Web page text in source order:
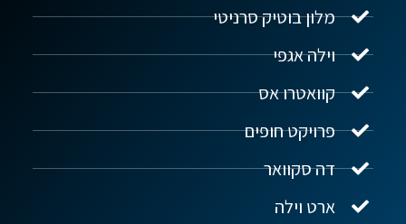
מלון בוטיק סרניטי
וילה אגפי
קוואטרו אס
פרויקט חופים
דה סקוואר
ארט וילה
נדל"ן ביוון G.R.E
שלום! איך אפשר לעזור?